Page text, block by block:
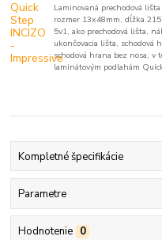
Laminovaná prechodová
rozmer 13x48mm, dĺžka
5v1, ako prechodová lišta,
ukončovacia lišta, schodová
schodová hrana bez nosa, v
laminátovým podlahám
Kompletné špecifikácie
Parametre
Hodnotenie 0